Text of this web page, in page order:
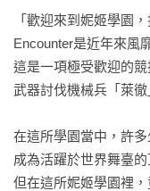
「歡迎來到妮姬學園，
Encounter是近年來風
這是一項極受歡迎的
武器討伐機械兵「萊
在這所學園當中，許
成為活躍於世界舞臺
但在這所妮姬學園裡